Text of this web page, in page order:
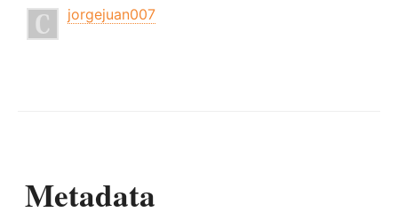
jorgejuan007
Metadata